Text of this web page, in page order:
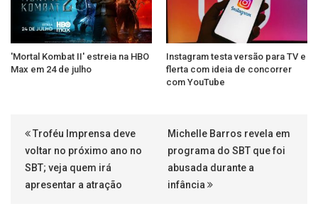
'Mortal Kombat II' estreia na HBO
Max em 24 de julho
Instagram testa versão para TV e
flerta com ideia de concorrer
com YouTube
Troféu Imprensa deve
voltar no próximo ano no
SBT; veja quem irá
apresentar a atração
Michelle Barros revela em
programa do SBT que foi
abusada durante a
infância